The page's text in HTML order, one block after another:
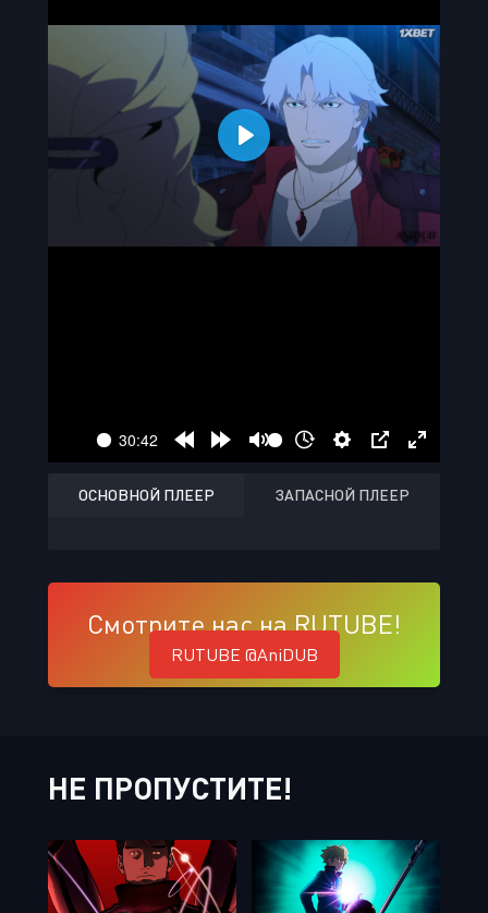
ОСНОВНОЙ ПЛЕЕР ЗАПАСНОЙ ПЛЕЕР
Смотрите нас на RUTUBE!
RUTUBE @AniDUB
НЕ ПРОПУСТИТЕ!